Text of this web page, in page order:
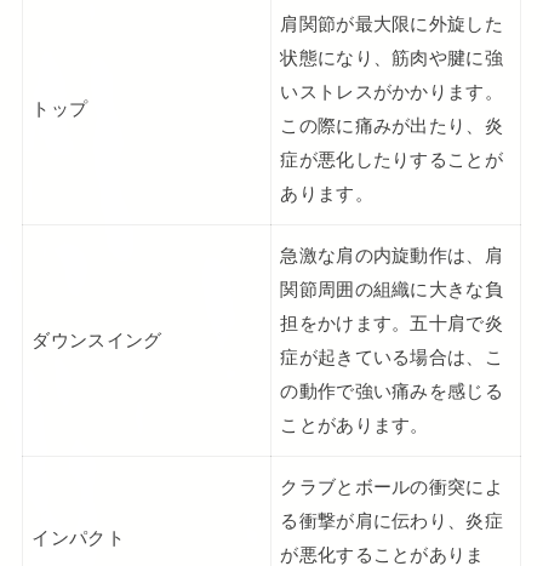
トップ
肩関節が最大限に外旋した
状態になり、筋肉や腱に強
いストレスがかかります。
この際に痛みが出たり、炎
症が悪化したりすることが
あります。
ダウンスイング
急激な肩の内旋動作は、肩
関節周囲の組織に大きな負
担をかけます。五十肩で炎
症が起きている場合は、こ
の動作で強い痛みを感じる
ことがあります。
インパクト
クラブとボールの衝突によ
る衝撃が肩に伝わり、炎症
が悪化することがありま